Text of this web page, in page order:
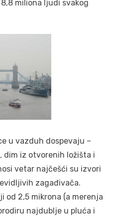
miliona ljudi svakog
u vazduh dospevaju –
dim iz otvorenih ložišta i
vetar najčešći su izvori
zagađivača.
od 2,5 mikrona (a merenja
najdublje u pluća i